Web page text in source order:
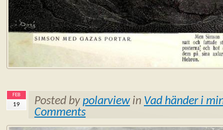
FEB
19 Posted by polarviewin Vad händer i
Comments